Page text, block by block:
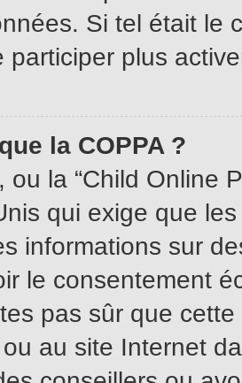
Si tel était le
participer plus
la COPPA ?
ou la “Child Online
qui exige que
informations sur
le consentement
pas sûr que
au site Internet